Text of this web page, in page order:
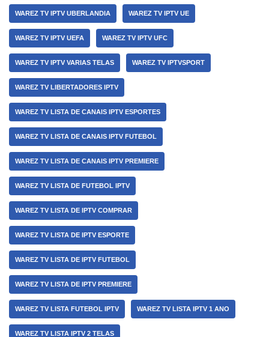
WAREZ TV IPTV UBERLANDIA WAREZ TV IPTV UE
WAREZ TV IPTV UEFA WAREZ TV IPTV UFC
WAREZ TV IPTV VARIAS TELAS WAREZ TV IPTVSPORT
WAREZ TV LIBERTADORES IPTV
WAREZ TV LISTA DE CANAIS IPTV ESPORTES
WAREZ TV LISTA DE CANAIS IPTV FUTEBOL
WAREZ TV LISTA DE CANAIS IPTV PREMIERE
WAREZ TV LISTA DE FUTEBOL IPTV
WAREZ TV LISTA DE IPTV COMPRAR
WAREZ TV LISTA DE IPTV ESPORTE
WAREZ TV LISTA DE IPTV FUTEBOL
WAREZ TV LISTA DE IPTV PREMIERE
WAREZ TV LISTA FUTEBOL IPTV WAREZ TV LISTA IPTV 1 ANO
WAREZ TV LISTA IPTV 2 TELAS